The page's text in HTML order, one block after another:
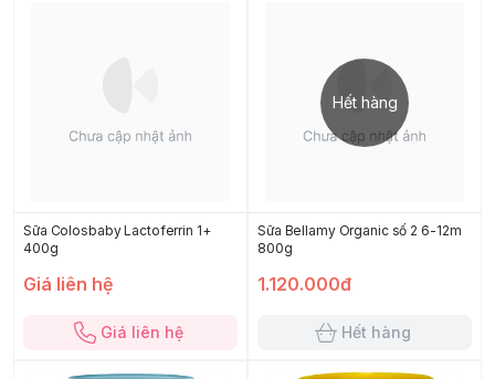
Sữa Colosbaby Lactoferrin 1+
400g
Giá liên hệ
Giá liên hệ
Hết hàng
Sữa Bellamy Organic số 2 6-12m
800g
1.120.000đ
Hết hàng